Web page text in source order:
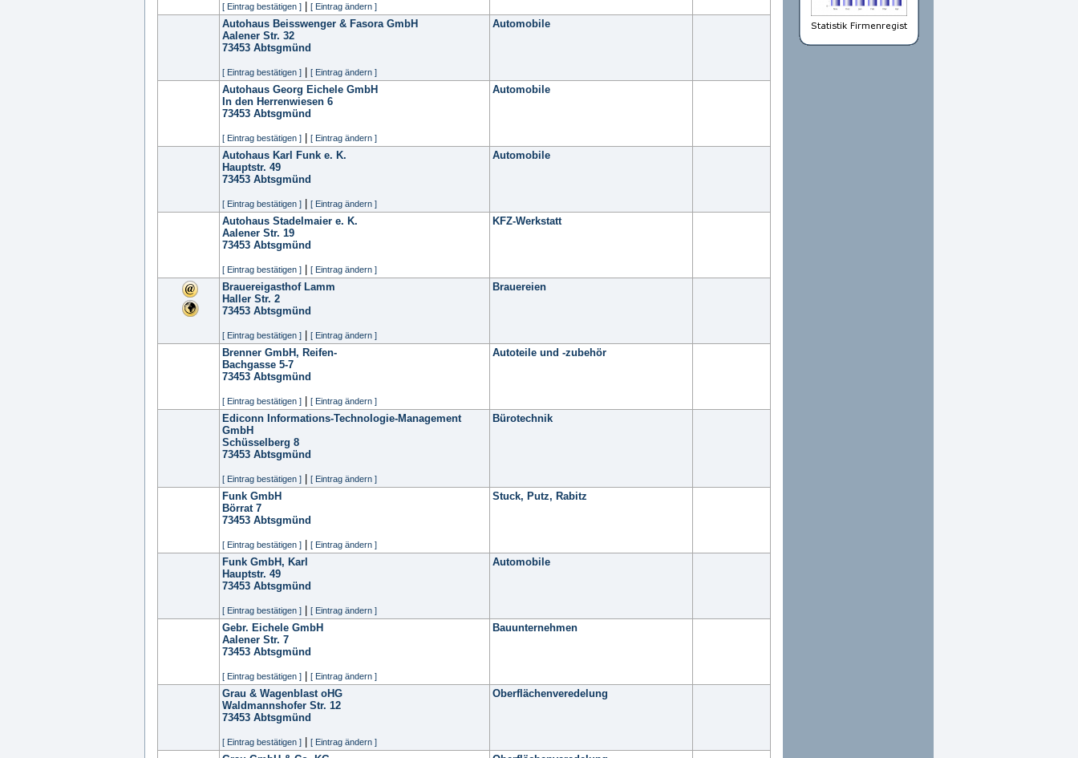
[ Eintrag bestätigen ] [ Eintrag ändern ]
Autohaus Beisswenger & Fasora GmbH
Aalener Str. 32
73453 Abtsgmünd
[ Eintrag bestätigen ] [ Eintrag ändern ]
Automobile
Autohaus Georg Eichele GmbH
In den Herrenwiesen 6
73453 Abtsgmünd
[ Eintrag bestätigen ] [ Eintrag ändern ]
Automobile
Autohaus Karl Funk e. K.
Hauptstr. 49
73453 Abtsgmünd
[ Eintrag bestätigen ] [ Eintrag ändern ]
Automobile
Autohaus Stadelmaier e. K.
Aalener Str. 19
73453 Abtsgmünd
[ Eintrag bestätigen ] [ Eintrag ändern ]
KFZ-Werkstatt
Brauereigasthof Lamm
Haller Str. 2
73453 Abtsgmünd
[ Eintrag bestätigen ] [ Eintrag ändern ]
Brauereien
Brenner GmbH, Reifen-
Bachgasse 5-7
73453 Abtsgmünd
[ Eintrag bestätigen ] [ Eintrag ändern ]
Autoteile und -zubehör
Ediconn Informations-Technologie-Management
GmbH
Schüsselberg 8
73453 Abtsgmünd
[ Eintrag bestätigen ] [ Eintrag ändern ]
Bürotechnik
Funk GmbH
Börrat 7
73453 Abtsgmünd
[ Eintrag bestätigen ] [ Eintrag ändern ]
Stuck, Putz, Rabitz
Funk GmbH, Karl
Hauptstr. 49
73453 Abtsgmünd
[ Eintrag bestätigen ] [ Eintrag ändern ]
Automobile
Gebr. Eichele GmbH
Aalener Str. 7
73453 Abtsgmünd
[ Eintrag bestätigen ] [ Eintrag ändern ]
Bauunternehmen
Grau & Wagenblast oHG
Waldmannshofer Str. 12
73453 Abtsgmünd
[ Eintrag bestätigen ] [ Eintrag ändern ]
Oberflächenveredelung